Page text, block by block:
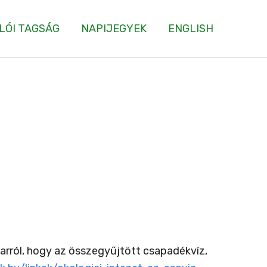
TAGSÁG NAPIJEGYEK ENGLISH
hogy az összegyűjtött csapadékvíz,